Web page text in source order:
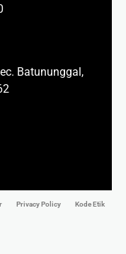
Batununggal,
Privacy Policy Kode Etik